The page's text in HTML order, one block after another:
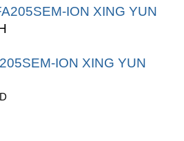
ION XING YUN